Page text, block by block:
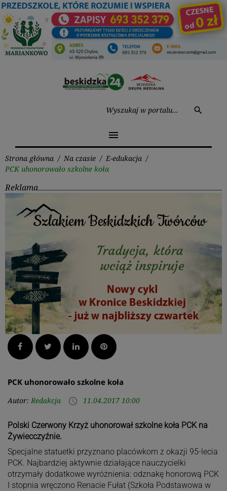
Przejdź
do
treści
search
menu
Strona główna / Na czasie / E-edukacja /
PCK uhonorowało szkolne koła
Reklama
Facebook Twitter LinkedInPinterest
PCK uhonorowało szkolne koła
Autor: Redakcja access_time 11.04.2017 10:00
Polski Czerwony Krzyż uhonorował szkolne koła PCK na
Żywiecczyźnie.
Specjalne statuetki przyznano placówkom z okazji 95-lecia
PCK. Najbardziej aktywnie działające nauczycielki
otrzymały dodatkowe wyróżnienia: odznakę honorową PCK
I stopnia wręczono Renacie Fułat (Szkoła Podstawowa w